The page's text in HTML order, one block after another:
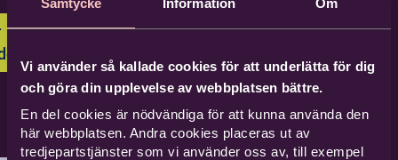
Vi använder så kallade cookies för att underlätta för dig
och göra din upplevelse av webbplatsen bättre.
En del cookies är nödvändiga för att kunna använda den
här webbplatsen. Andra cookies placeras ut av
tredjepartstjänster som vi använder oss av, till exempel